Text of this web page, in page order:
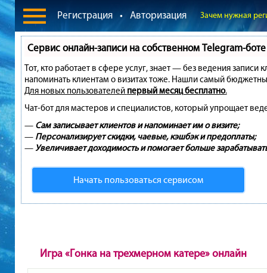
Регистрация • Авторизация Зачем нужная
Сервис онлайн-записи на собственном Telegram-боте
Тот, кто работает в сфере услуг, знает — без ведения
напоминать клиентам о визитах тоже. Нашли самый
Для новых пользователей первый месяц бесплатно.
Чат-бот для мастеров и специалистов, который упрощает
— Сам записывает клиентов и напоминает им о визите;
— Персонализирует скидки, чаевые, кэшбэк и предоплаты;
—Увеличивает доходимость и помогает больше
Начать пользоваться сервисом
Игра «Гонка на трехмерном катере» онлайн